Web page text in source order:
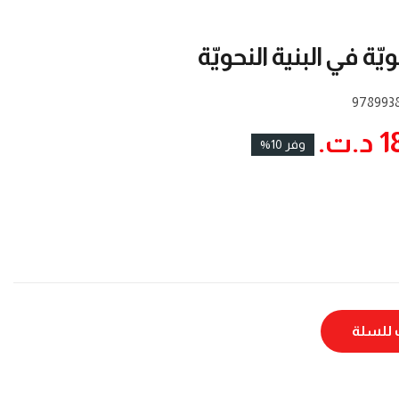
في البنية النحويّة
وفر 10%
للسلة